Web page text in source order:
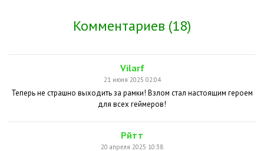
Комментариев (18)
Vilarf
21 июня 2025 02:04
Теперь не страшно выходить за рамки! Взлом стал настоящим героем
для всех геймеров!
Рйтт
20 апреля 2025 10:38